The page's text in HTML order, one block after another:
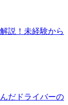
説！未経験から
だドライバーの